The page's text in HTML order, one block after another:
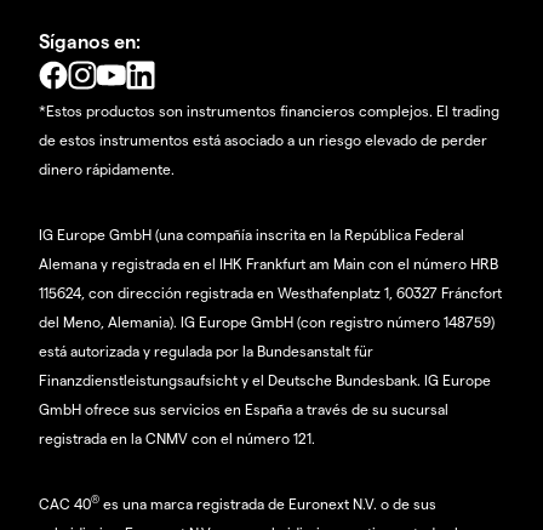
Síganos en:
*Estos productos son instrumentos financieros complejos. El trading
de estos instrumentos está asociado a un riesgo elevado de perder
dinero rápidamente.
IG Europe GmbH (una compañía inscrita en la República Federal
Alemana y registrada en el IHK Frankfurt am Main con el número HRB
115624, con dirección registrada en Westhafenplatz 1, 60327 Fráncfort
del Meno, Alemania). IG Europe GmbH (con registro número 148759)
está autorizada y regulada por la Bundesanstalt für
Finanzdienstleistungsaufsicht y el Deutsche Bundesbank. IG Europe
GmbH ofrece sus servicios en España a través de su sucursal
registrada en la CNMV con el número 121.
CAC 40® es una marca registrada de Euronext N.V. o de sus